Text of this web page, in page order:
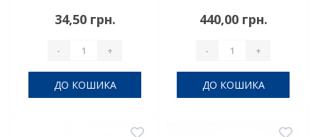
34,50 грн.
- +
ДО КОШИКА
440,00 грн.
- +
ДО КОШИКА